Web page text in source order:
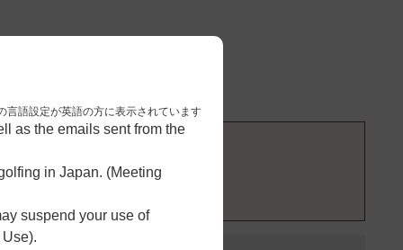
語設定が英語の方に表示されています
as the emails sent from the
in Japan. (Meeting
suspend your use of